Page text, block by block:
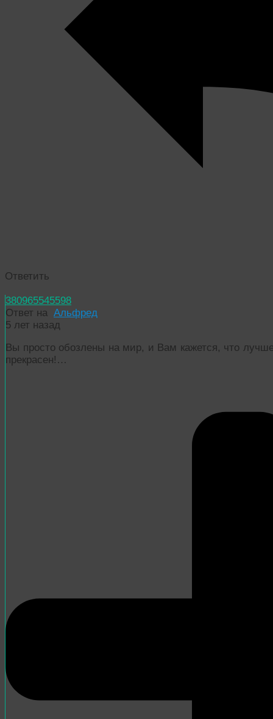
Ответить
380965545598
Ответ на Альфред
5 лет назад
Вы просто обозлены на мир, и Вам кажется, что
прекрасен!…